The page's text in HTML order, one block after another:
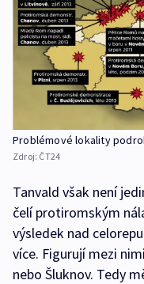
Problémové lokality
Zdroj: ČT24
Tanvald však není
čelí protiromským
výsledek nad
více. Figurují mezi
nebo Šluknov. Tedy